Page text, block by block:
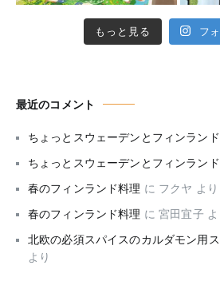
もっと見る フ
最近のコメント
ちょっとスウェーデンとフィンラン
ちょっとスウェーデンとフィンラン
春のフィンランド料理 に フクヤ より
春のフィンランド料理 に宮田宜子 よ
北欧の必須スパイスのカルダモン用
より